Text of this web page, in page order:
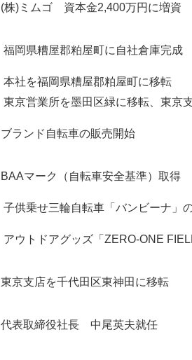
(株)ミムゴ 資本金2,400万円に増資
福岡県糟屋郡粕屋町に自社倉庫完成
本社を福岡県糟屋郡粕屋町に移転
東京営業所を墨田区緑に移転、東京
ブランド自転車の販売開始
BAAマーク（自転車安全基準）取得
子供乗せ三輪自転車「バンビーナ」
アウトドアグッズ「ZERO-ONE
東京支店を千代田区東神田に移転
代表取締役社長 中尾英夫就任